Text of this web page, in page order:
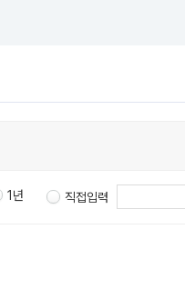
1년 직접입력